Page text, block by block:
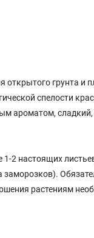
открытого грунта
спелости
ароматом,
2 настоящих
растениям